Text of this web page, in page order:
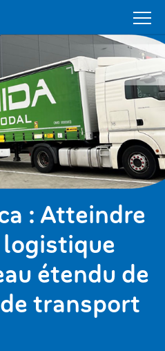
: Atteindre
logistique
étendu de
transport